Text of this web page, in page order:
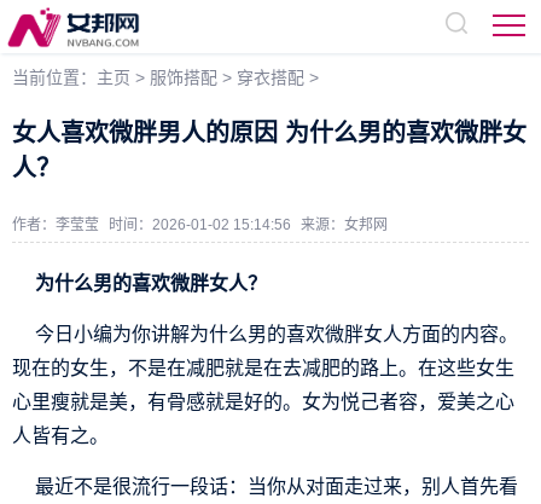
当前位置： 主页 > 服饰搭配 > 穿衣搭配 >
女人喜欢微胖男人的原因 为什么男的喜欢微胖女
人？
作者：李莹莹 时间：2026-01-02 15:14:56 来源： 女邦网
为什么男的喜欢微胖女人？
今日小编为你讲解为什么男的喜欢微胖女人方面的内容。
现在的女生，不是在减肥就是在去减肥的路上。在这些女生
心里瘦就是美，有骨感就是好的。女为悦己者容，爱美之心
人皆有之。
最近不是很流行一段话：当你从对面走过来，别人首先看